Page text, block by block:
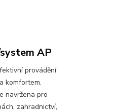
AP
provádění
komfortem.
navržena pro
zahradnictví,